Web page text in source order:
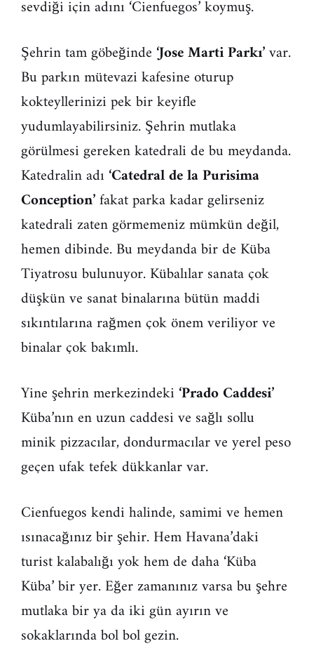
sevdiği için adını ‘Cienfuegos’ koymuş.
Şehrin tam göbeğinde ‘Jose Marti Parkı’var.
Bu parkın mütevazi kafesine oturup
kokteyllerinizi pek bir keyifle
yudumlayabilirsiniz. Şehrin mutlaka
görülmesi gereken katedrali de bu meydanda.
Katedralin adı ‘Catedral de la Purisima
Conception’fakat parka kadar gelirseniz
katedrali zaten görmemeniz mümkün değil,
hemen dibinde. Bu meydanda bir de Küba
Tiyatrosu bulunuyor. Kübalılar sanata çok
düşkün ve sanat binalarına bütün maddi
sıkıntılarına rağmen çok önem veriliyor ve
binalar çok bakımlı.
Yine şehrin merkezindeki ‘Prado Caddesi’
Küba’nın en uzun caddesi ve sağlı sollu
minik pizzacılar, dondurmacılar ve yerel peso
geçen ufak tefek dükkanlar var.
Cienfuegos kendi halinde, samimi ve hemen
ısınacağınız bir şehir. Hem Havana’daki
turist kalabalığı yok hem de daha ‘Küba
Küba’ bir yer. Eğer zamanınız varsa bu şehre
mutlaka bir ya da iki gün ayırın ve
sokaklarında bol bol gezin.